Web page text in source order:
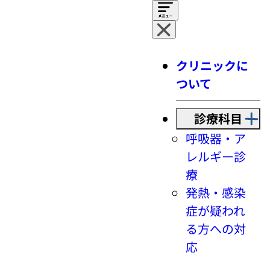
クリニックに
ついて
診療科目
呼吸器・ア
レルギー診
療
発熱・感染
症が疑われ
る方への対
応